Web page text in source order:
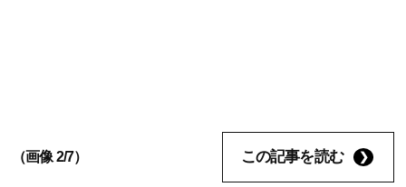
（画像 2/7） この記事を読む